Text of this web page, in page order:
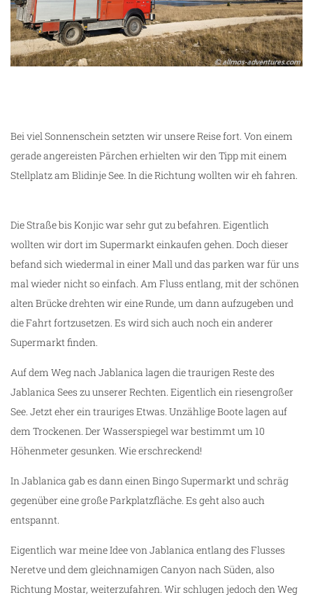
Bei viel Sonnenschein setzten wir unsere Reise fort. Von einem
gerade angereisten Pärchen erhielten wir den Tipp mit einem
Stellplatz am Blidinje See. In die Richtung wollten wir eh fahren.
Die Straße bis Konjic war sehr gut zu befahren. Eigentlich
wollten wir dort im Supermarkt einkaufen gehen. Doch dieser
befand sich wiedermal in einer Mall und das parken war für uns
mal wieder nicht so einfach. Am Fluss entlang, mit der schönen
alten Brücke drehten wir eine Runde, um dann aufzugeben und
die Fahrt fortzusetzen. Es wird sich auch noch ein anderer
Supermarkt finden.
Auf dem Weg nach Jablanica lagen die traurigen Reste des
Jablanica Sees zu unserer Rechten. Eigentlich ein riesengroßer
See. Jetzt eher ein trauriges Etwas. Unzählige Boote lagen auf
dem Trockenen. Der Wasserspiegel war bestimmt um 10
Höhenmeter gesunken. Wie erschreckend!
In Jablanica gab es dann einen Bingo Supermarkt und schräg
gegenüber eine große Parkplatzfläche. Es geht also auch
entspannt.
Eigentlich war meine Idee von Jablanica entlang des Flusses
Neretve und dem gleichnamigen Canyon nach Süden, also
Richtung Mostar, weiterzufahren. Wir schlugen jedoch den Weg